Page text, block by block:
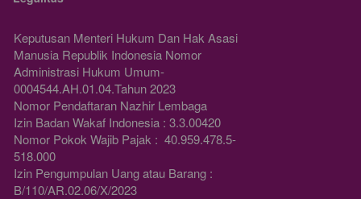
Keputusan Menteri Hukum Dan Hak Asasi
Manusia Republik Indonesia Nomor
Administrasi Hukum Umum-
0004544.AH.01.04.Tahun 2023
Nomor Pendaftaran Nazhir Lembaga
Izin Badan Wakaf Indonesia : 3.3.00420
Nomor Pokok Wajib Pajak :  40.959.478.5-
518.000
Izin Pengumpulan Uang atau Barang :
B/110/AR.02.06/X/2023